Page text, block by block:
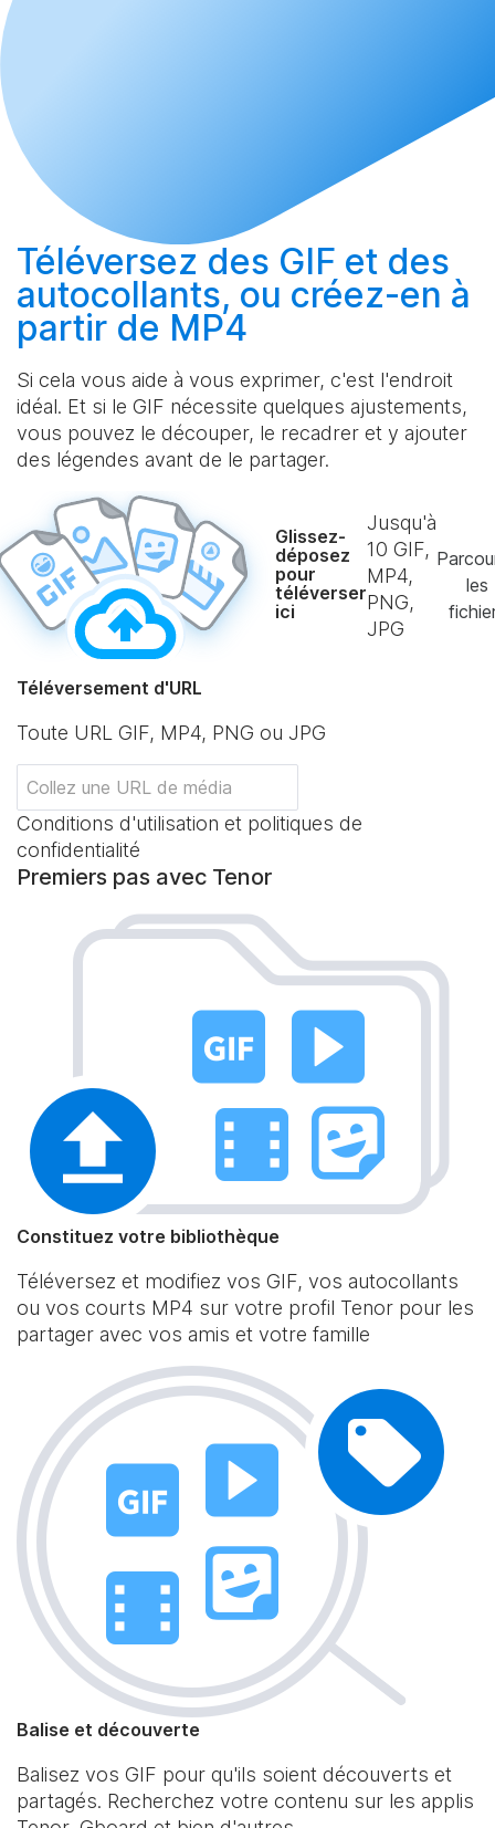
Téléversez des GIF et des
autocollants, ou créez-en à
partir de MP4
Si cela vous aide à vous exprimer, c'est l'endroit
idéal. Et si le GIF nécessite quelques ajustements,
vous pouvez le découper, le recadrer et y ajouter
des légendes avant de le partager.
Glissez-
déposez
pour
téléverser
ici
Jusqu'à
10 GIF,
MP4,
PNG,
JPG
les
Téléversement d'URL
Toute URL GIF, MP4, PNG ou JPG
Conditions d'utilisation et politiques de
confidentialité
Premiers pas avec Tenor
Constituez votre bibliothèque
Téléversez et modifiez vos GIF, vos autocollants
ou vos courts MP4 sur votre profil Tenor pour les
partager avec vos amis et votre famille
Balise et découverte
Balisez vos GIF pour qu'ils soient découverts et
partagés. Recherchez votre contenu sur les applis